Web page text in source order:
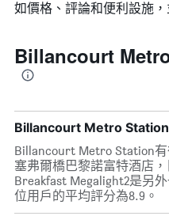
如價格、評論和便利設施
Billancourt
Billancourt Metro Station
Billancourt Metro Station
塞弗爾橋巴黎諾富特酒店
Breakfast Megalight2是另
位用戶的平均評分為8.9。